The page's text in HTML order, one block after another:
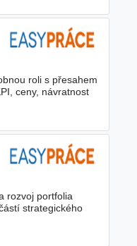
roli s přesahem
ceny, návratnost
rozvoj portfolia
strategického